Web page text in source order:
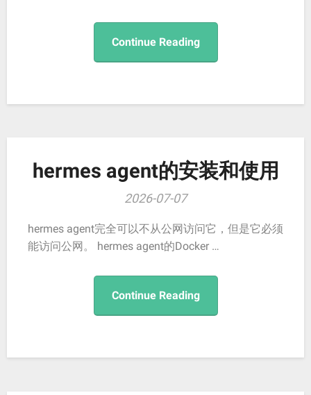
Continue Reading
hermes agent的安装和使用
2026-07-07
hermes agent完全可以不从公网访问它，但是它必须
能访问公网。 hermes agent的Docker …
Continue Reading